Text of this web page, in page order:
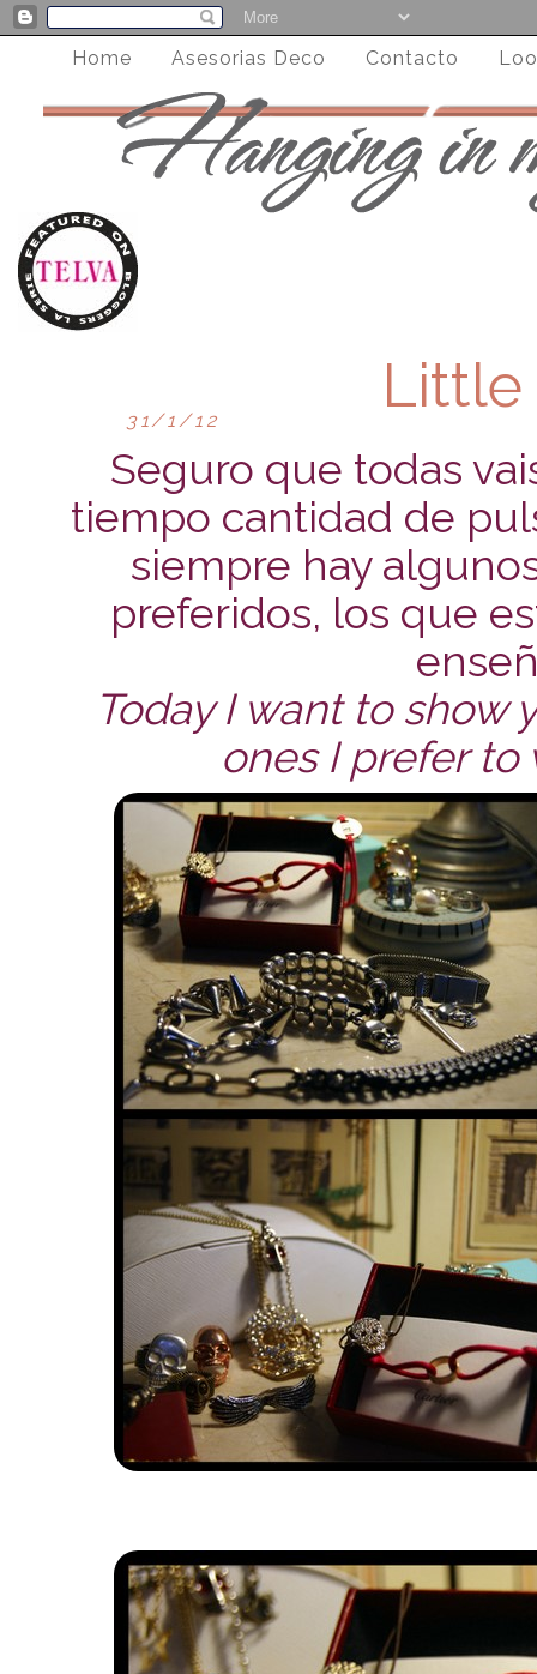
Home Asesorias Deco Contacto
31/1/12 Little
Seguro que todas
tiempo cantidad de
siempre hay
preferidos, los que
Today I want to show
ones I prefer to